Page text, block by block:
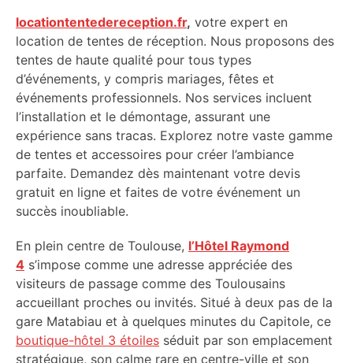
locationtentedereception.fr, votre expert en
location de tentes de réception. Nous proposons des
tentes de haute qualité pour tous types
d’événements, y compris mariages, fêtes et
événements professionnels. Nos services incluent
l’installation et le démontage, assurant une
expérience sans tracas. Explorez notre vaste gamme
de tentes et accessoires pour créer l’ambiance
parfaite. Demandez dès maintenant votre devis
gratuit en ligne et faites de votre événement un
succès inoubliable.
En plein centre de Toulouse, l’Hôtel Raymond
4 s’impose comme une adresse appréciée des
visiteurs de passage comme des Toulousains
accueillant proches ou invités. Situé à deux pas de la
gare Matabiau et à quelques minutes du Capitole, ce
boutique-hôtel 3 étoiles séduit par son emplacement
stratégique, son calme rare en centre-ville et son